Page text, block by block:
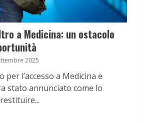
a Medicina: un ostacolo
2025
per l’accesso a Medicina e
stato annunciato come lo